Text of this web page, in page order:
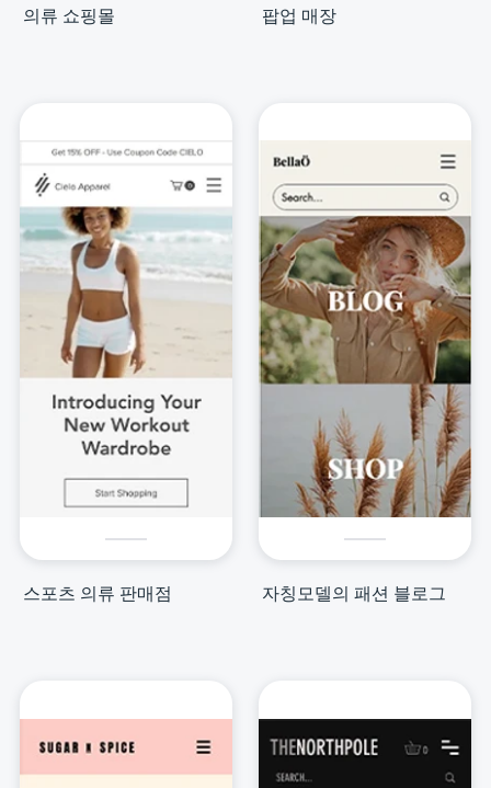
의류 쇼핑몰 팝업 매장
스포츠 의류 판매점 자칭모델의 패션 블로그